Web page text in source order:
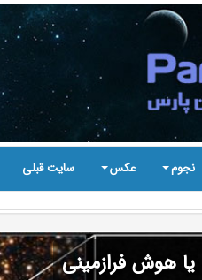
نجوم عکس سایت قبلی
هوش فرازمینی